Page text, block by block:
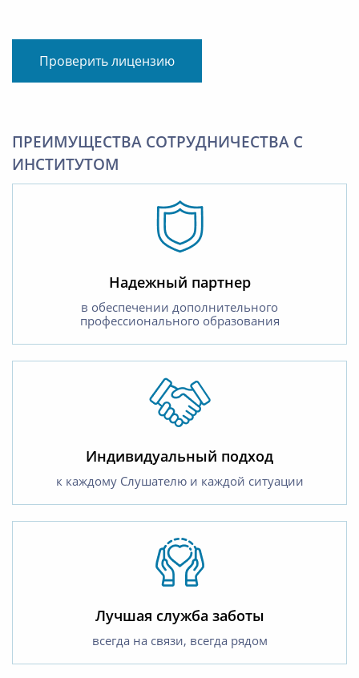
Проверить лицензию
ПРЕИМУЩЕСТВА СОТРУДНИЧЕСТВА С
ИНСТИТУТОМ
Надежный партнер
в обеспечении дополнительного
профессионального образования
Индивидуальный подход
к каждому Слушателю и каждой ситуации
Лучшая служба заботы
всегда на связи, всегда рядом